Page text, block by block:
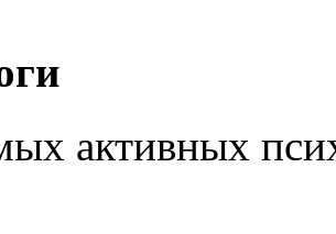
активных